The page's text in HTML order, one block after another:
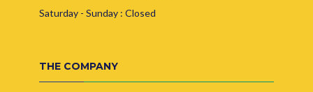
Saturday - Sunday : Closed
THE COMPANY